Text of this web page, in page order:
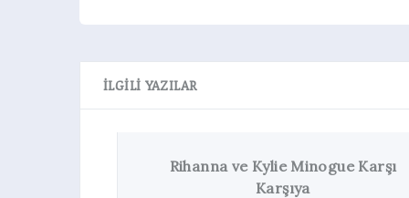
İLGILI YAZILAR
Rihanna ve Kylie Minogue Karşı
Karşıya